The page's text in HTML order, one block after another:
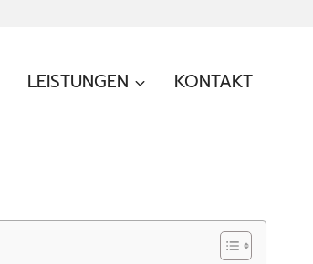
LEISTUNGEN KONTAKT